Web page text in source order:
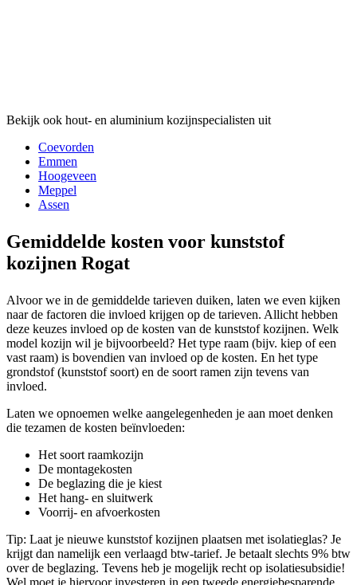
Bekijk ook hout- en aluminium kozijnspecialisten uit
Coevorden
Emmen
Hoogeveen
Meppel
Assen
Gemiddelde kosten voor kunststof
kozijnen Rogat
Alvoor we in de gemiddelde tarieven duiken, laten we even kijken
naar de factoren die invloed krijgen op de tarieven. Allicht hebben
deze keuzes invloed op de kosten van de kunststof kozijnen. Welk
model kozijn wil je bijvoorbeeld? Het type raam (bijv. kiep of een
vast raam) is bovendien van invloed op de kosten. En het type
grondstof (kunststof soort) en de soort ramen zijn tevens van
invloed.
Laten we opnoemen welke aangelegenheden je aan moet denken
die tezamen de kosten beïnvloeden:
Het soort raamkozijn
De montagekosten
De beglazing die je kiest
Het hang- en sluitwerk
Voorrij- en afvoerkosten
Tip: Laat je nieuwe kunststof kozijnen plaatsen met isolatieglas? Je
krijgt dan namelijk een verlaagd btw-tarief. Je betaalt slechts 9% btw
over de beglazing. Tevens heb je mogelijk recht op isolatiesubsidie!
Wel moet je hiervoor investeren in een tweede energiebesparende